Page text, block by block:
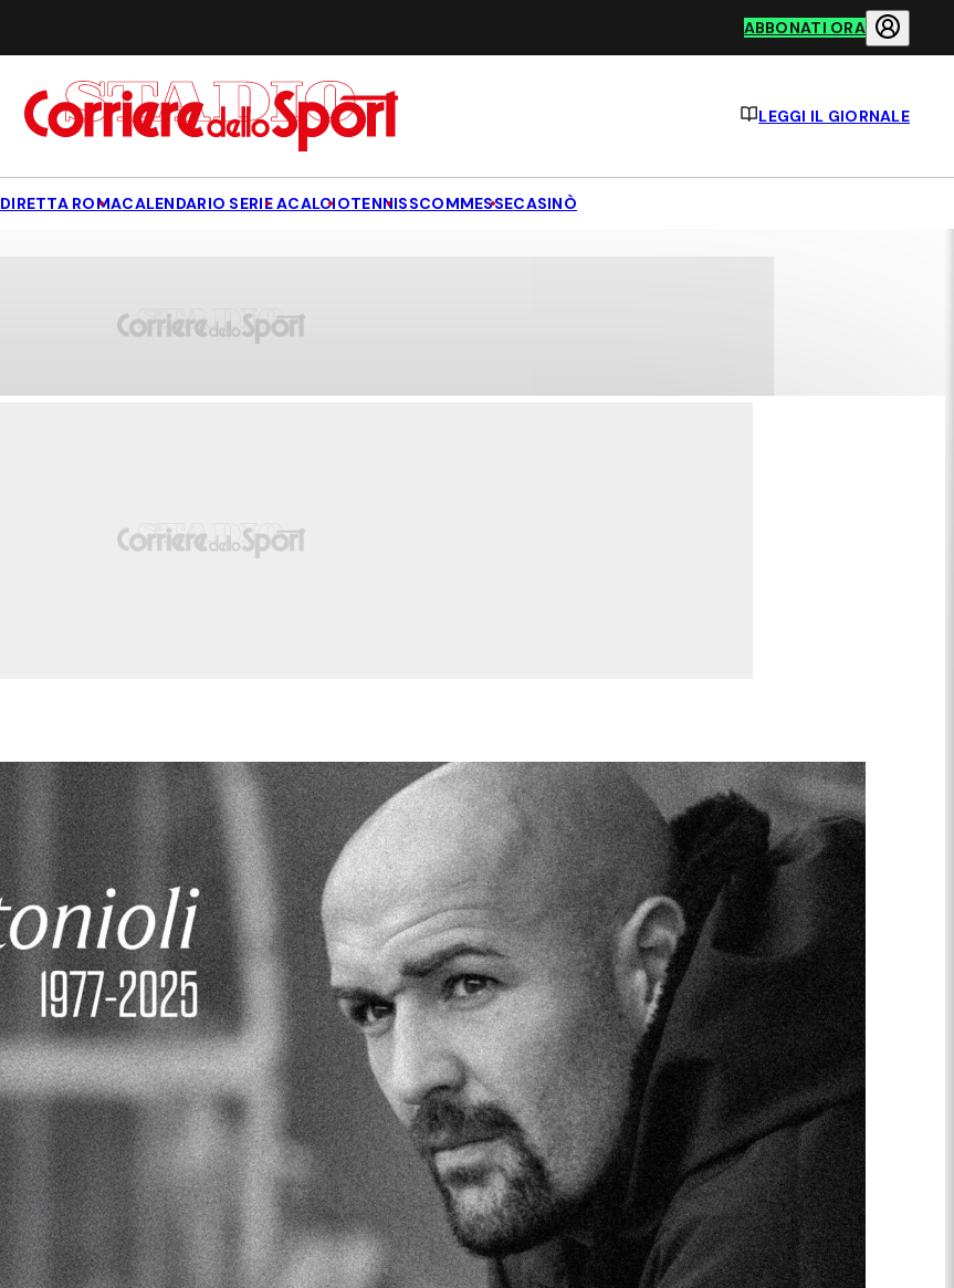
ABBONATI ORA
LEGGI IL GIORNALE
DIRETTA ROMACALENDARIO SERIE ACALCIOTENNISSCOMMESSECASINÒ